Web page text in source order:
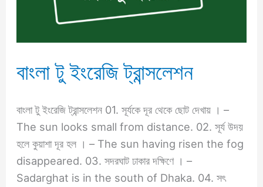
বাংলা টু ইংরেজি ট্রান্সলেশন
বাংলা টু ইংরেজি ট্রান্সলেশন 01. সূর্যকে দূর থেকে ছোট দেখায় । –
The sun looks small from distance. 02. সূর্য উদয়
হলে কুয়াশা দূর হল । – The sun having risen the fog
disappeared. 03. সদরঘাট ঢাকার দক্ষিণে । –
Sadarghat is in the south of Dhaka. 04. সৎ